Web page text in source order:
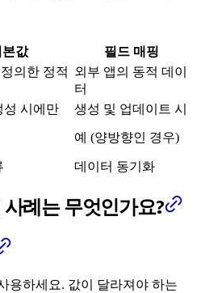
본값 필드 매핑
의한 정적 외부 앱의 동적 데이
터
성 시에만
생성 및 업데이트 시
예 (양방향인 경우)
데이터 동기화
례는 무엇인가요?
용하세요. 값이 달라져야 하는